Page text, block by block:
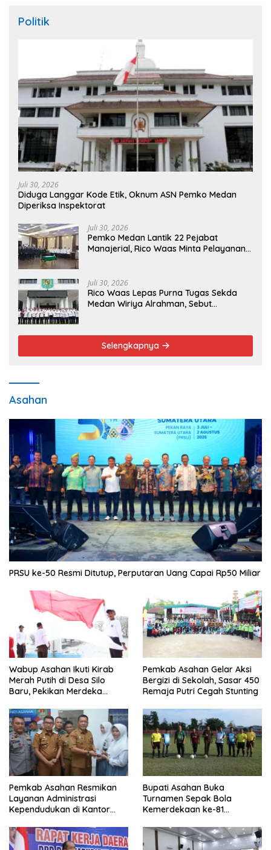
Politik
Juli 30, 2026
Diduga Langgar Kode Etik, Oknum ASN Pemko Medan
Diperiksa Inspektorat
Juli 30, 2026
Pemko Medan Lantik 22 Pejabat
Manajerial, Rico Waas Minta Pelayanan
Juli 30, 2026
Rico Waas Lepas Purna Tugas Sekda
Medan Wiriya Alrahman, Sebut
Selengkapnya
Asahan
PRSU ke-50 Resmi Ditutup, Perputaran Uang Capai Rp50 Miliar
Wabup Asahan Ikuti Kirab
Merah Putih di Desa Silo
Baru, Pekikan Merdeka
Pemkab Asahan Gelar Aksi
Bergizi di Sekolah, Sasar 450
Remaja Putri Cegah Stunting
Pemkab Asahan Resmikan
Layanan Administrasi
Kependudukan di Kantor
Bupati Asahan Buka
Turnamen Sepak Bola
Kemerdekaan ke-81
0208/Asahan